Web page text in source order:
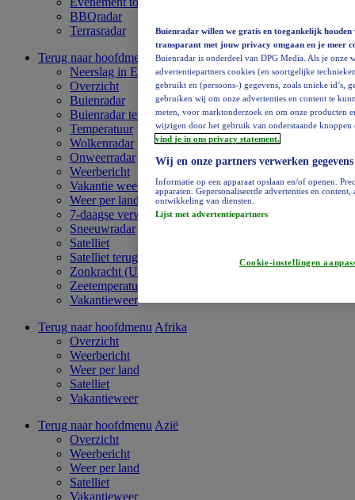
BBQradar
Terrasradar
Terug naar hoofdmenu
Europa
Neerslag in Europa
Overzicht
Buienradar
Buienradar terugkijken
Temperatuur
Wolkenradar
Onweerradar
Weerbericht
Vakantie weervideo
Weer per land
7-daagse verwachting
Sneeuwradar
Satelliet
Satelliet terugkijken
Zonkracht (UV)
Zeetemperatuur
Vakantieweer
Terug naar hoofdmenu Afrika
Overzicht
Weerbericht
Weer per land
Satelliet
Vakantieweer
Terug naar hoofdmenu Azië
Overzicht
Weerbericht
Weer per land
Satelliet
Vakantieweer
Buienradar willen we gratis en toegankelijk
transparant met jouw privacy omgaan en je meer
Buienradar is onderdeel van DPG Media. Als je
advertentiepartners cookies (en soortgelijke
gebruikt en (persoons-) gegevens, zoals unieke id’s,
gebruiken wij om onze advertenties en content te
meten, voor marktonderzoek en om onze producten
wijzigen door het gebruik van onderstaande
vind je in ons privacy statement.
Wij en onze partners verwerken
Informatie op een apparaat opslaan en/of openen.
apparaten. Gepersonaliseerde advertenties en
ontwikkeling van diensten.
Lijst met advertentiepartners
Cookie-instellingen